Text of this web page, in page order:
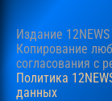
Издание
Копирование
согласования c
Политика
данных